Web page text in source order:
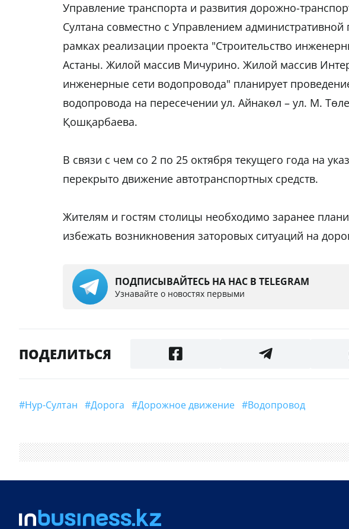
Управление транспорта и развития дорожно-
Султана совместно с Управлением
рамках реализации проекта "Строительство
Астаны. Жилой массив Мичурино. Жилой массив
инженерные сети водопровода" планирует
водопровода на пересечении ул. Айнакөл – ул. М.
Қошқарбаева.
В связи с чем со 2 по 25 октября текущего года на
перекрыто движение автотранспортных средств.
Жителям и гостям столицы необходимо заранее
избежать возникновения заторовых ситуаций на
ПОДПИСЫВАЙТЕСЬ НА НАС В TELEGRAM
Узнавайте о новостях первыми
ПОДЕЛИТЬСЯ
#Нур-Султан #дорога #Дорожное движение #Водопровод